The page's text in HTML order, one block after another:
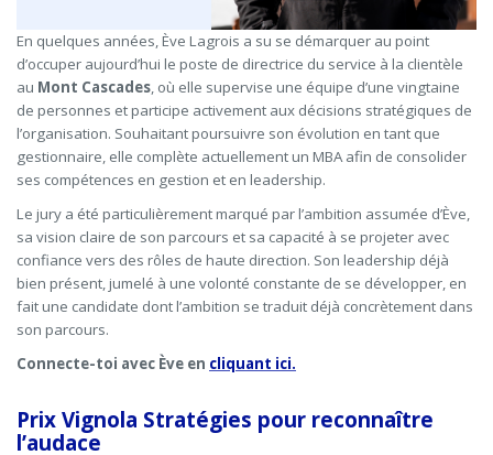
En quelques années, Ève Lagrois a su se démarquer au point
d’occuper aujourd’hui le poste de directrice du service à la clientèle
au Mont Cascades , où elle supervise une équipe d’une vingtaine
de personnes et participe activement aux décisions stratégiques de
l’organisation. Souhaitant poursuivre son évolution en tant que
gestionnaire, elle complète actuellement un MBA afin de consolider
ses compétences en gestion et en leadership.
Le jury a été particulièrement marqué par l’ambition assumée d’Ève,
sa vision claire de son parcours et sa capacité à se projeter avec
confiance vers des rôles de haute direction. Son leadership déjà
bien présent, jumelé à une volonté constante de se développer, en
fait une candidate dont l’ambition se traduit déjà concrètement dans
son parcours.
Connecte-toi avec Ève en cliquant ici.
Prix Vignola Stratégies pour reconnaître
l’audace